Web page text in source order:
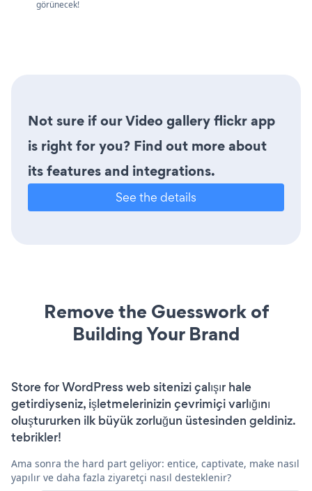
görünecek!
Not sure if our Video gallery flickr app
is right for you? Find out more about
its features and integrations.
See the details
Remove the Guesswork of
Building Your Brand
Store for WordPress web sitenizi çalışır hale
getirdiyseniz, işletmelerinizin çevrimiçi varlığını
oluştururken ilk büyük zorluğun üstesinden geldiniz.
tebrikler!
Ama sonra the hard part geliyor: entice, captivate, make nasıl
yapılır ve daha fazla ziyaretçi nasıl desteklenir?